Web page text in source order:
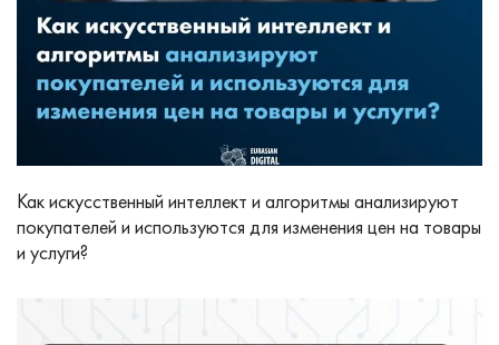
Как искусственный интеллект и алгоритмы анализируют
покупателей и используются для изменения цен на товары
и услуги?